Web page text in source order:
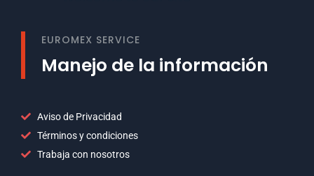
EUROMEX SERVICE
Manejo de la información
Aviso de Privacidad
Términos y condiciones
Trabaja con nosotros